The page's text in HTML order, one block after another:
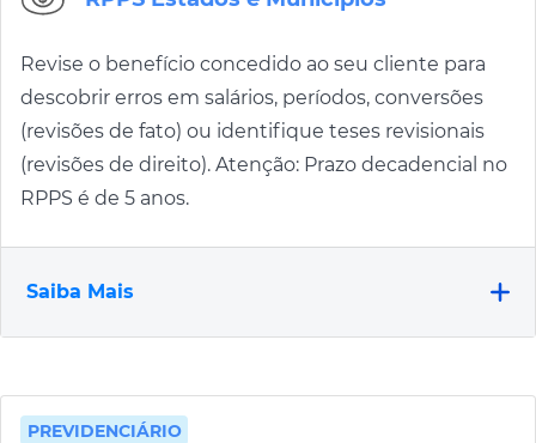
Revise o benefício concedido ao seu cliente para
descobrir erros em salários, períodos, conversões
(revisões de fato) ou identifique teses revisionais
(revisões de direito). Atenção: Prazo decadencial no
RPPS é de 5 anos.
Saiba Mais
PREVIDENCIÁRIO